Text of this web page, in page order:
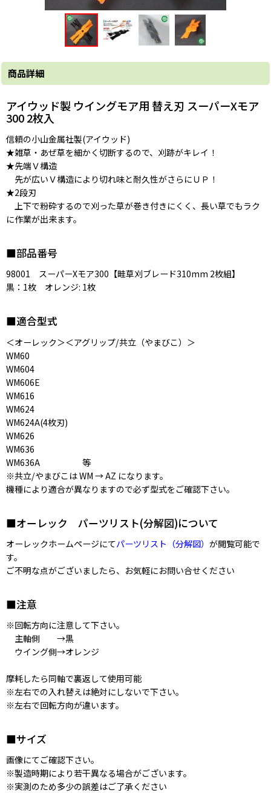
商品詳細
アイウッド製 ウイングモア用 替え刃 スーパーXモア
300 2枚入
信頼の小山金属社製(アイウッド)
★雑草・あぜ草を細かく切断するので、刈跡がキレイ！
★先端Ｖ構造
先が広いＶ構造により切れ味と耐久性がさらにＵＰ！
★2段刃
上下で粉砕するので刈った草が巻き付きにくく、長い草でもラク
に作業が出来ます。
■部品番号
98001 スーパーXモア300【畦草刈ブレード310mm 2枚組】
黒：1枚 オレンジ: 1枚
■適合型式
＜オーレック＞＜アグリップ/共立（やまびこ）＞
WM60
WM604
WM606E
WM616
WM624
WM624A(4枚刃)
WM626
WM636
WM636A 等
※共立/やまびこは WM → AZ になります。
機種により適合が異なりますので必ず型式をご確認下さい。
■オーレック パーツリスト(分解図)について
オーレックホームページにてパーツリスト（分解図） が閲覧可能で
す。
ご不明な点がございましたら、お気軽にお問い合せください
■注意
※回転方向に注意して下さい。
主軸側 →黒
ウイング側→オレンジ
摩耗したら同軸で裏返して使用可能
※左右での入れ替えは絶対にしないで下さい。
※左右で回転方向が違います。
■サイズ
画像にてご確認下さい。
※製造時期により若干異なる場合がございます。
※実測のため多少の誤差はご了承ください